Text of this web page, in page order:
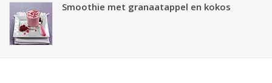
Smoothie met granaatappel en kokos